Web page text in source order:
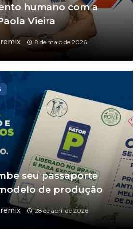
humano com a
Vieira
8 de maio de 2026
seu passaporte
de produção
28 de abril de 2026